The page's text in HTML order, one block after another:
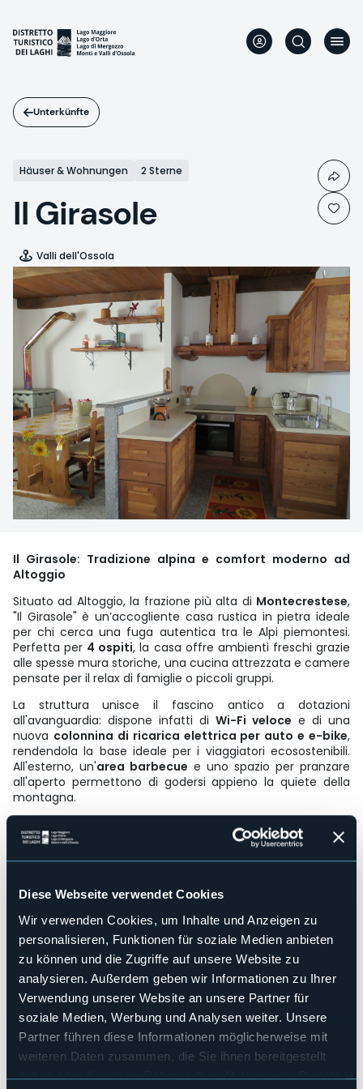
Diese Webseite verwendet Cookies
Wir verwenden Cookies, um Inhalte und Anzeigen zu
personalisieren, Funktionen für soziale Medien anbieten
zu können und die Zugriffe auf unsere Website zu
analysieren. Außerdem geben wir Informationen zu Ihrer
Verwendung unserer Website an unsere Partner für
soziale Medien, Werbung und Analysen weiter. Unsere
Partner führen diese Informationen möglicherweise mit
weiteren Daten zusammen, die Sie ihnen bereitgestellt
haben oder die sie im Rahmen Ihrer Nutzung der Dienste
Inhalt
Unterkünfte
Häuser & Wohnungen 2 Sterne
Il Girasole
Valli dell'Ossola
Il Girasole: Tradizione alpina e comfort moderno ad
Altoggio
Situato ad Altoggio, la frazione più alta di Montecrestese,
"Il Girasole" è un’accogliente casa rustica in pietra ideale
per chi cerca una fuga autentica tra le Alpi piemontesi.
Perfetta per 4 ospiti, la casa offre ambienti freschi grazie
alle spesse mura storiche, una cucina attrezzata e camere
pensate per il relax di famiglie o piccoli gruppi.
La struttura unisce il fascino antico a dotazioni
all'avanguardia: dispone infatti di Wi-Fi veloce e di una
nuova colonnina di ricarica elettrica per auto e e-bike,
rendendola la base ideale per i viaggiatori ecosostenibili.
All'esterno, un'area barbecue e uno spazio per pranzare
all'aperto permettono di godersi appieno la quiete della
montagna.
Punto di partenza privilegiato per escursioni leggendarie
verso laValle Agarina, Ponte del Diavoloe gli alpeggi di
la Svizzera
attraverso una splendida escursione verso
Cimalmotto, un itinerario transfrontaliero dal fascino
unico.
Strukturen für Behinderten
No
Wellness
Kongresshalle
No
Hallenbad
No